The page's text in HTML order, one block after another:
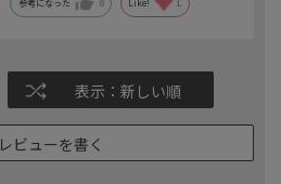
参考になった 0 Like! 1
表示：新しい順
レビューを書く